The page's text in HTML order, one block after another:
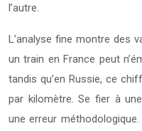
l’autre.
L’analyse fine montre des
un train en France peut
tandis qu’en Russie, ce
par kilomètre. Se fier à
une erreur